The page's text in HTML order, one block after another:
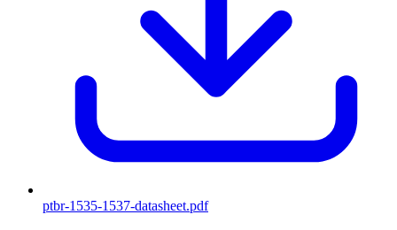
ptbr-1535-1537-datasheet.pdf